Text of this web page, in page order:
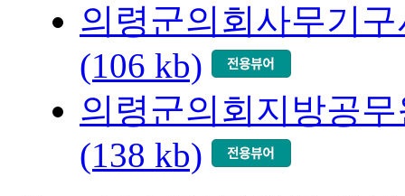
의령군의회사무기
(106 kb)
의령군의회지방공
(138 kb)